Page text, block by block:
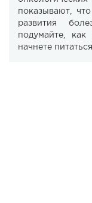
показывают,
развития
подумайте,
начнете